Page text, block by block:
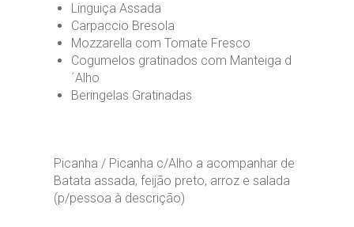
Linguiça Assada
Carpaccio Bresola
Mozzarella com Tomate Fresco
Cogumelos gratinados com Manteiga d
´Alho
Beringelas Gratinadas
Picanha / Picanha c/Alho a acompanhar de
Batata assada, feijão preto, arroz e salada
(p/pessoa à descrição)